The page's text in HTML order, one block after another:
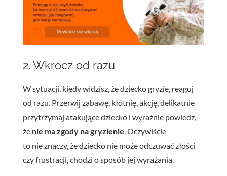
2. Wkrocz od razu
W sytuacji, kiedy widzisz, że dziecko gryzie, reaguj
od razu. Przerwij zabawę, kłótnię, akcję, delikatnie
przytrzymaj atakujące dziecko i wyraźnie powiedz,
że nie ma zgody na gryzienie . Oczywiście
to nie znaczy, że dziecko nie może odczuwać złości
czy frustracji, chodzi o sposób jej wyrażania.